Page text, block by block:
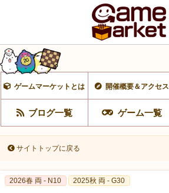
ゲームマーケットとは 開催概要＆アクセス
ブログ一覧 ゲーム一覧
サイトトップに戻る
2026春 両 - N10 2025秋 両 - G30